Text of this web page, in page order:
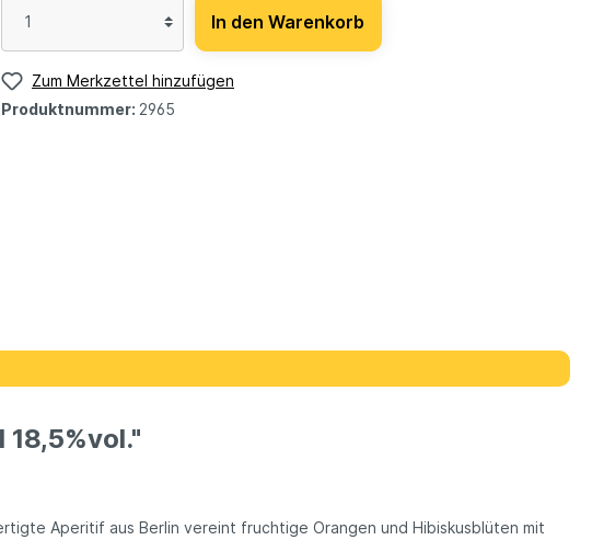
In den Warenkorb
Zum Merkzettel hinzufügen
Produktnummer: 2965
Aperitif aus Berlin vereint fruchtige Orangen und Hibiskusblüten mit